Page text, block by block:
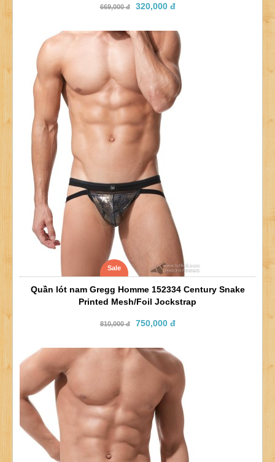
669,000 đ 320,000 đ
Sale
Quần lót nam Gregg Homme 152334 Century Snake
Printed Mesh/Foil Jockstrap
810,000 đ 750,000 đ